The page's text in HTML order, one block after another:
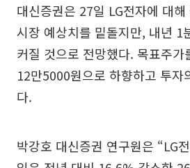
대신증권은 27일 LG전자에 대
시장 예상치를 밑돌지만, 내년 1
커질 것으로 전망했다. 목표주가
12만5000원으로 하향하고 투자
다.
박강호 대신증권 연구원은 “LG